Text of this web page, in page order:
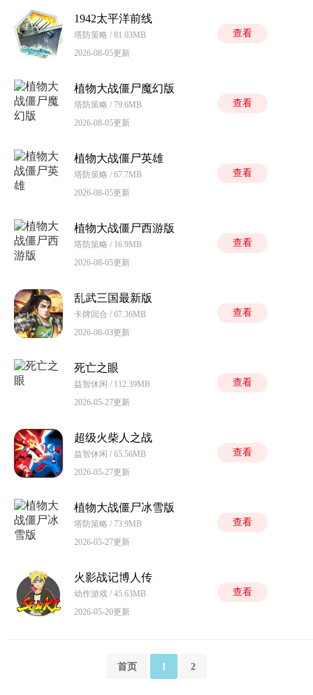
1942太平洋前线
塔防策略 / 81.03MB
2026-08-05更新
查看
植物大战僵尸魔幻版
塔防策略 / 79.6MB
2026-08-05更新
查看
植物大战僵尸英雄
塔防策略 / 67.7MB
2026-08-05更新
查看
植物大战僵尸西游版
塔防策略 / 16.9MB
2026-08-05更新
查看
乱武三国最新版
卡牌回合 / 67.36MB
2026-08-03更新
查看
死亡之眼
益智休闲 / 112.39MB
2026-05-27更新
查看
超级火柴人之战
益智休闲 / 65.56MB
2026-05-27更新
查看
植物大战僵尸冰雪版
塔防策略 / 73.9MB
2026-05-27更新
查看
火影战记博人传
动作游戏 / 45.63MB
2026-05-20更新
查看
首页 1 2